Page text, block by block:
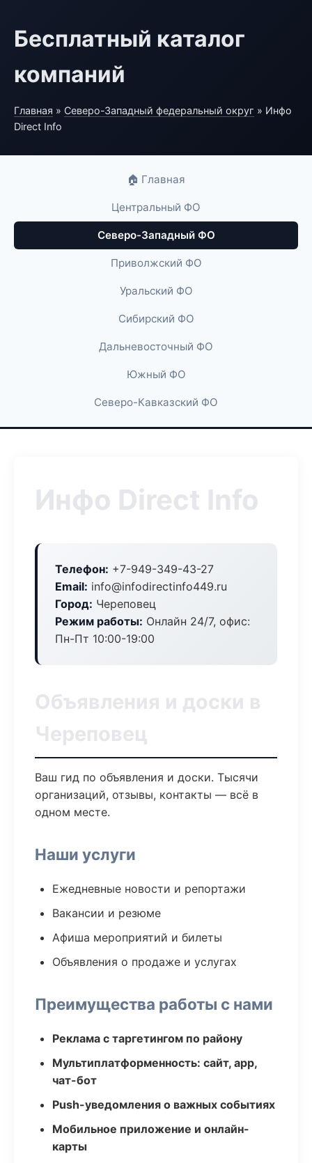
Бесплатный каталог
компаний
Главная » Северо-Западный федеральный округ » Инфо
Direct Info
🏠 Главная
Центральный ФО
Северо-Западный ФО
Приволжский ФО
Уральский ФО
Сибирский ФО
Дальневосточный ФО
Южный ФО
Северо-Кавказский ФО
Инфо Direct Info
Телефон: +7-949-349-43-27
Email: info@infodirectinfo449.ru
Город: Череповец
Режим работы: Онлайн 24/7, офис:
Пн-Пт 10:00-19:00
Объявления и доски в
Череповец
Ваш гид по объявления и доски. Тысячи
организаций, отзывы, контакты — всё в
одном месте.
Наши услуги
Ежедневные новости и репортажи
Вакансии и резюме
Афиша мероприятий и билеты
Объявления о продаже и услугах
Преимущества работы с нами
Реклама с таргетингом по району
Мультиплатформенность: сайт, app,
чат-бот
Push-уведомления о важных событиях
Мобильное приложение и онлайн-
карты